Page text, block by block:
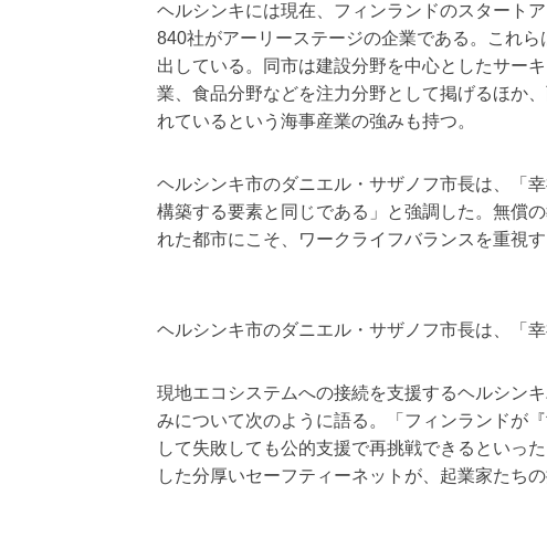
ヘルシンキには現在、フィンランドのスタート
840社がアーリーステージの企業である。これ
出している。同市は建設分野を中心としたサー
業、食品分野などを注力分野として掲げるほか
れているという海事産業の強みも持つ。
ヘルシンキ市のダニエル・サザノフ市長は、「
構築する要素と同じである」と強調した。無償
れた都市にこそ、ワークライフバランスを重視
ヘルシンキ市のダニエル・サザノフ市長は、「
現地エコシステムへの接続を支援するヘルシン
みについて次のように語る。「フィンランドが
して失敗しても公的支援で再挑戦できるといっ
した分厚いセーフティーネットが、起業家たち